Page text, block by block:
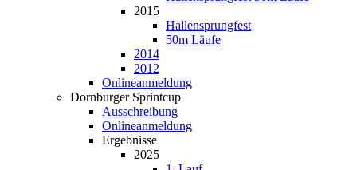
2015
Hallensprungfest
50m Läufe
2014
2012
Onlineanmeldung
Dornburger Sprintcup
Ausschreibung
Onlineanmeldung
Ergebnisse
2025